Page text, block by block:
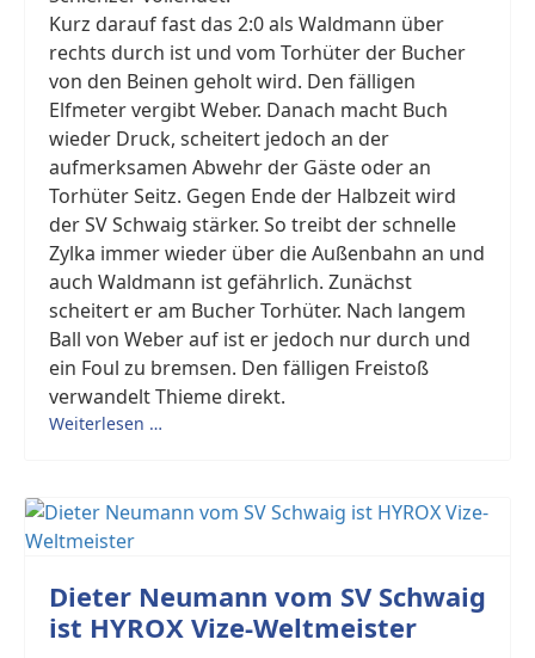
Kurz darauf fast das 2:0 als Waldmann über
rechts durch ist und vom Torhüter der Bucher
von den Beinen geholt wird. Den fälligen
Elfmeter vergibt Weber. Danach macht Buch
wieder Druck, scheitert jedoch an der
aufmerksamen Abwehr der Gäste oder an
Torhüter Seitz. Gegen Ende der Halbzeit wird
der SV Schwaig stärker. So treibt der schnelle
Zylka immer wieder über die Außenbahn an und
auch Waldmann ist gefährlich. Zunächst
scheitert er am Bucher Torhüter. Nach langem
Ball von Weber auf ist er jedoch nur durch und
ein Foul zu bremsen. Den fälligen Freistoß
verwandelt Thieme direkt.
Weiterlesen …
Dieter Neumann vom SV Schwaig
ist HYROX Vize-Weltmeister